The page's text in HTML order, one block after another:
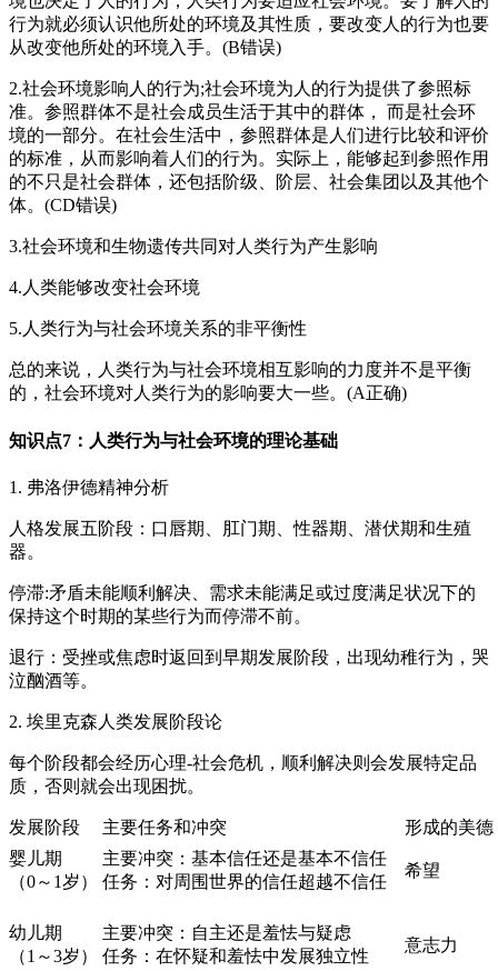
行为就必须认识他所处的环境及其性质，要改变人的行为也要
从改变他所处的环境入手。(B错误)
2.社会环境影响人的行为;社会环境为人的行为提供了参照标
准。参照群体不是社会成员生活于其中的群体， 而是社会环
境的一部分。在社会生活中，参照群体是人们进行比较和评价
的标准，从而影响着人们的行为。实际上，能够起到参照作用
的不只是社会群体，还包括阶级、阶层、社会集团以及其他个
体。(CD错误)
3.社会环境和生物遗传共同对人类行为产生影响
4.人类能够改变社会环境
5.人类行为与社会环境关系的非平衡性
总的来说，人类行为与社会环境相互影响的力度并不是平衡
的，社会环境对人类行为的影响要大一些。(A正确)
知识点7：人类行为与社会环境的理论基础
1. 弗洛伊德精神分析
人格发展五阶段：口唇期、肛门期、性器期、潜伏期和生殖
器。
停滞:矛盾未能顺利解决、需求未能满足或过度满足状况下的
保持这个时期的某些行为而停滞不前。
退行：受挫或焦虑时返回到早期发展阶段，出现幼稚行为，哭
泣酗酒等。
2. 埃里克森人类发展阶段论
每个阶段都会经历心理-社会危机，顺利解决则会发展特定品
质，否则就会出现困扰。
发展阶段 主要任务和冲突
形成的美德
婴儿期
（0～1岁）
主要冲突：基本信任还是基本不信任
任务：对周围世界的信任超越不信任
希望
幼儿期
（1～3岁）
主要冲突：自主还是羞怯与疑虑
任务：在怀疑和羞怯中发展独立性
意志力